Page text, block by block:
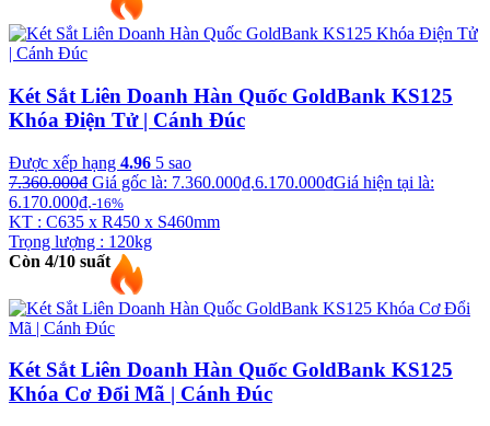
Két Sắt Liên Doanh Hàn Quốc GoldBank KS125
Khóa Điện Tử | Cánh Đúc
Được xếp hạng 4.96 5 sao
7.360.000₫ Giá gốc là: 7.360.000₫.6.170.000₫Giá hiện tại là:
6.170.000₫.-16%
KT : C635 x R450 x S460mm
Trọng lượng : 120kg
Còn 4/10 suất
Két Sắt Liên Doanh Hàn Quốc GoldBank KS125
Khóa Cơ Đổi Mã | Cánh Đúc